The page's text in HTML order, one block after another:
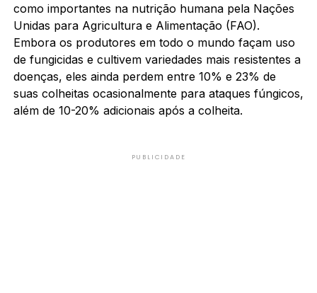
como importantes na nutrição humana pela Nações
Unidas para Agricultura e Alimentação (FAO).
Embora os produtores em todo o mundo façam uso
de fungicidas e cultivem variedades mais resistentes a
doenças, eles ainda perdem entre 10% e 23% de
suas colheitas ocasionalmente para ataques fúngicos,
além de 10-20% adicionais após a colheita.
PUBLICIDADE